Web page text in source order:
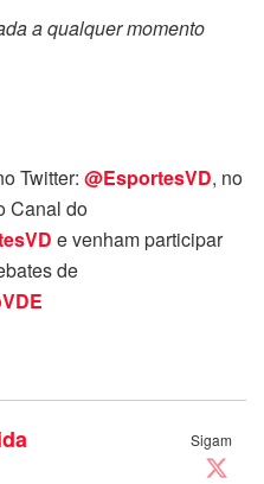
a qualquer momento
Twitter: @EsportesVD, no
Canal do
e venham participar
de
Sigam